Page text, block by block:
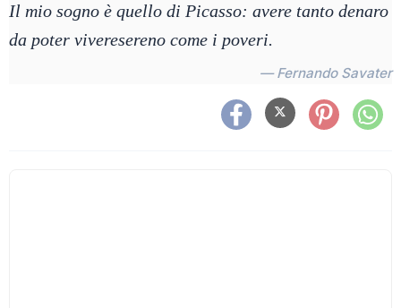
Il mio sogno è quello di Picasso: avere tanto denaro
da poter viveresereno come i poveri.
— Fernando Savater